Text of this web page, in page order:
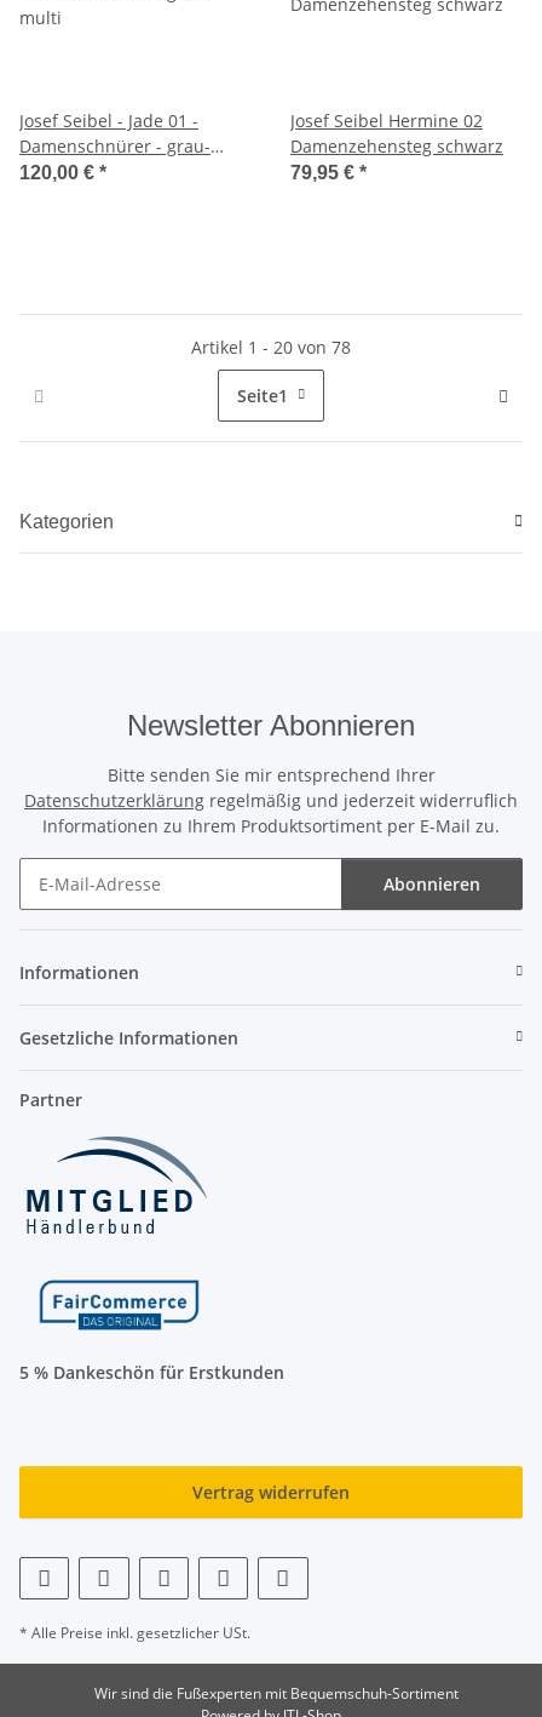
Josef Seibel - Jade 01 -
Damenschnürer - grau-
multi
120,00 € *
Josef Seibel Hermine 02
Damenzehensteg schwarz
79,95 € *
Artikel 1 - 20 von 78
Seite1
Kategorien
Newsletter Abonnieren
Bitte senden Sie mir entsprechend Ihrer
Datenschutzerklärung regelmäßig und jederzeit widerruflich
Informationen zu Ihrem Produktsortiment per E-Mail zu.
Abonnieren
Informationen
Gesetzliche Informationen
Partner
5 % Dankeschön für Erstkunden
Vertrag widerrufen
* Alle Preise inkl. gesetzlicher USt.
Wir sind die Fußexperten mit Bequemschuh-Sortiment